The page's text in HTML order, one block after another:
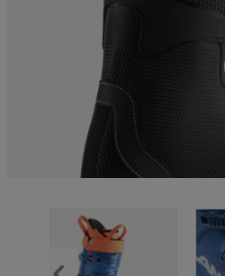
APRÈS-SKI